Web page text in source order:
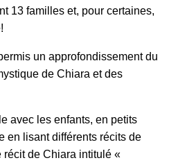
13 familles et, pour certaines,
un approfondissement du
de Chiara et des
avec les enfants, en petits
en lisant différents récits de
récit de Chiara intitulé «